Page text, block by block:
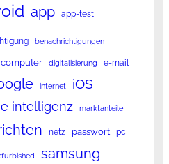
app app-test
benachrichtigungen
computer digitalisierung e-mail
internet iOS
intelligenz marktanteile
netz passwort pc
samsung